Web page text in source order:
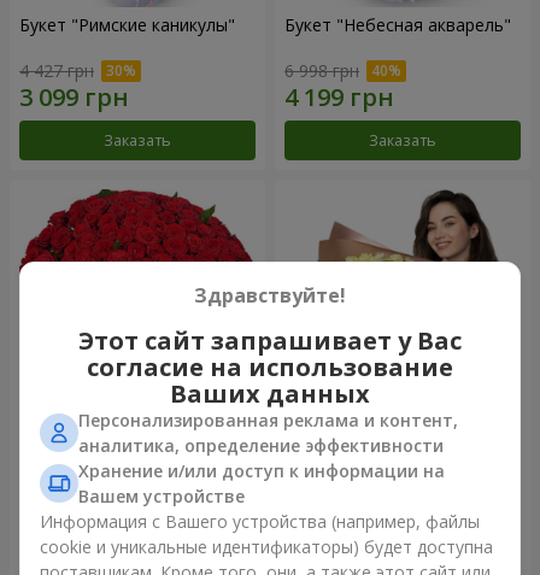
Букет "Римские каникулы"
4 427 грн
Заказать
Букет "Небесная акварель"
6 998 грн
Заказать
101 красная роза
11 380 грн
Заказать
Букет "Сердце – сердцу"
Заказать
Здравствуйте!
Этот сайт запрашивает у Вас
согласие на использование
Ваших данных
Персонализированная реклама и контент,
аналитика, определение эффективности
Хранение и/или доступ к информации на
Вашем устройстве
Информация с Вашего устройства (например, файлы
cookie и уникальные идентификаторы) будет доступна